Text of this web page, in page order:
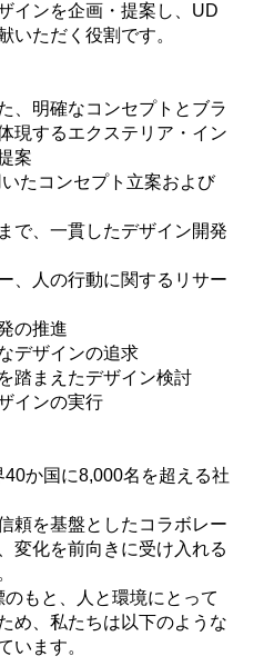
インを企画・提案し、UD
いただく役割です。
、明確なコンセプトとブラ
現するエクステリア・イン
案
たコンセプト立案および
で、一貫したデザイン開発
、人の行動に関するリサー
の推進
デザインの追求
踏まえたデザイン検討
インの実行
か国に8,000名を超える社
頼を基盤としたコラボレー
変化を前向きに受け入れる
のもと、人と環境にとって
め、私たちは以下のような
います。